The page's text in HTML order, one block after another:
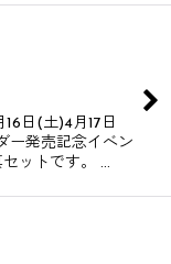
日(土)4月17日
ー発売記念イベン
セットです。 …